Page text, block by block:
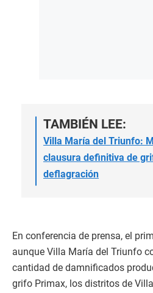
TAMBIÉN LEE:
Villa María del Triunfo:
clausura definitiva de
deflagración
En conferencia de prensa, el
aunque Villa María del Triunfo
cantidad de damnificados
grifo Primax, los distritos de